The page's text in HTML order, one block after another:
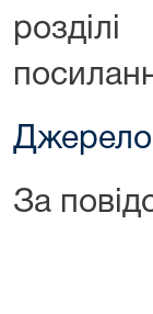
Джерело
За